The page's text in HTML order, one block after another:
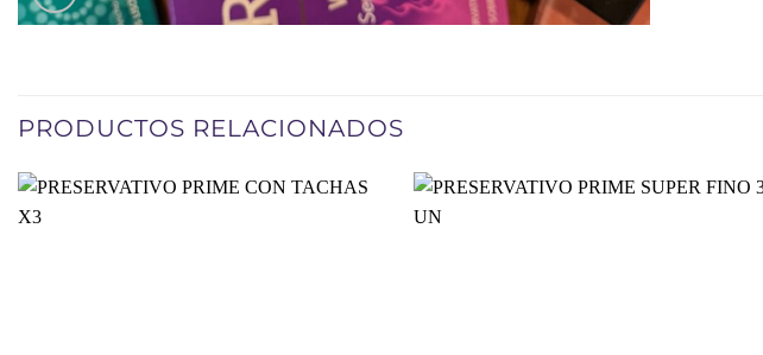
PRODUCTOS RELACIONADOS